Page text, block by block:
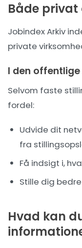
Både
Jobindex Arkiv
private
I den
Selvom faste
fordel:
Udvide dit
fra
Få indsigt i,
Stille dig
Hvad kan